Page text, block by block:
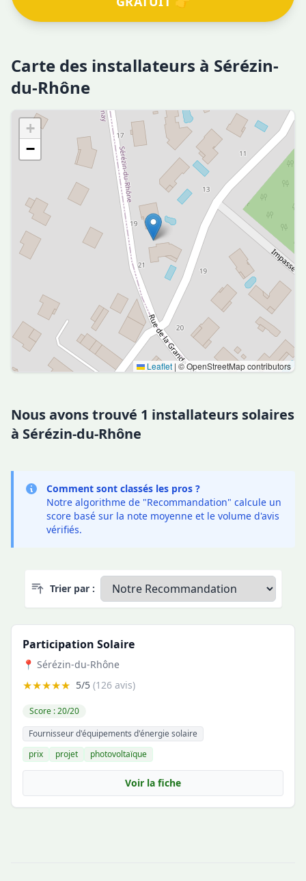
Carte des installateurs à Sérézin-
du-Rhône
+
−
Leaflet | © OpenStreetMap contributors
Nous avons trouvé 1 installateurs solaires
à Sérézin-du-Rhône
Comment sont classés les pros ?
Notre algorithme de "Recommandation" calcule un
score basé sur la note moyenne et le volume d'avis
vérifiés.
Trier par :
Participation Solaire
📍 Sérézin-du-Rhône
★★★★★ 5/5 (126 avis)
Score : 20/20
Fournisseur d'équipements d'énergie solaire
prix
projet photovoltaïque
Voir la fiche